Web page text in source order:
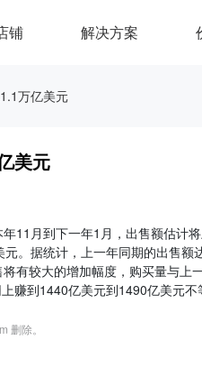
铺 解决方案
万亿美元
美元
11月到下一年1月，出售额估计
。据统计，上一年同期的出售额
有较大的增加幅度，购买量与上
赚到1440亿美元到1490亿美元不
删除。